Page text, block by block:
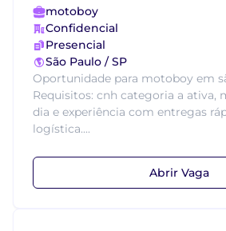
motoboy
Confidencial
Presencial
São Paulo / SP
Oportunidade para motoboy em
Requisitos: cnh categoria a ativa,
dia e experiência com entregas
logística....
Abrir Vaga